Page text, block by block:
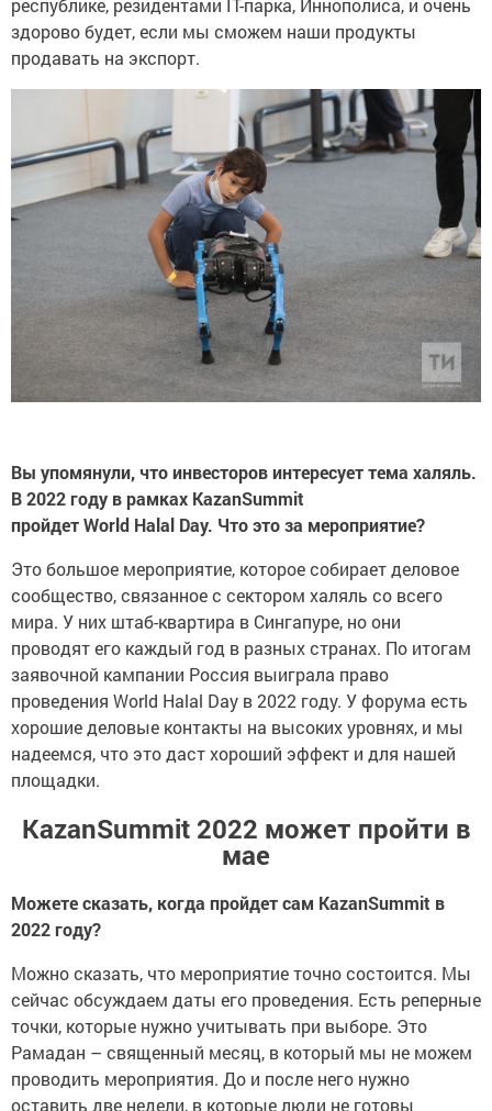
здорово будет, если мы сможем наши продукты
продавать на экспорт.
Вы упомянули, что инвесторов интересует тема халяль.
В 2022 году в рамках KazanSummit
пройдетWorld Halal Day. Что это за мероприятие?
Это большое мероприятие, которое собирает деловое
сообщество, связанное с сектором халяль со всего
мира. У них штаб-квартира в Сингапуре, но они
проводят его каждый год в разных странах. По итогам
заявочной кампании Россия выиграла право
проведения World Halal Day в 2022 году. У форума есть
хорошие деловые контакты на высоких уровнях, и мы
надеемся, что это даст хороший эффект и для нашей
площадки.
KazanSummit 2022 может пройти в
мае
Можете сказать, когда пройдет сам KazanSummit в
2022 году?
Можно сказать, что мероприятие точно состоится. Мы
сейчас обсуждаем даты его проведения. Есть реперные
точки, которые нужно учитывать при выборе. Это
Рамадан – священный месяц, в который мы не можем
проводить мероприятия. До и после него нужно
оставить две недели, в которые люди не готовы